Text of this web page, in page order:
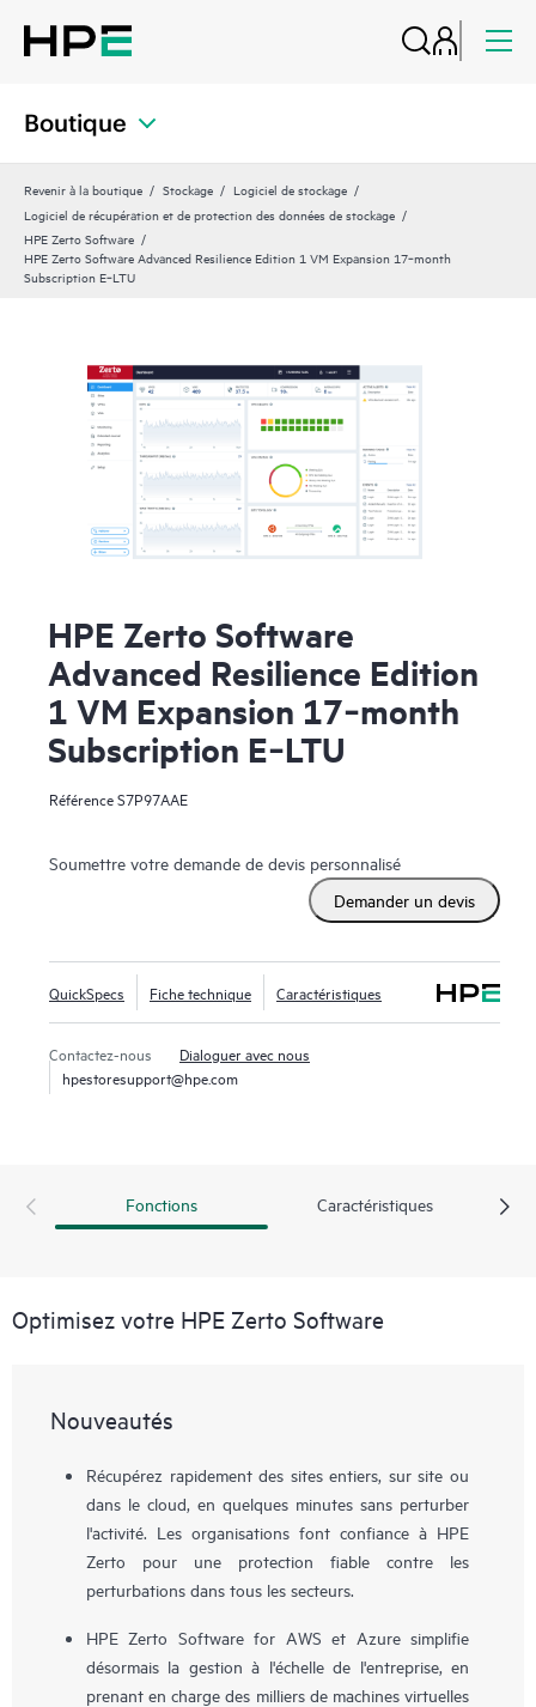
Boutique
Revenir à la boutique Stockage
Logiciel de stockage
Logiciel de récupération et de protection des données de stockage
HPE Zerto Software
HPE Zerto Software Advanced Resilience Edition 1 VM Expansion 17‑month
Subscription E‑LTU
HPE Zerto Software
Advanced Resilience Edition
1 VM Expansion 17‑month
Subscription E‑LTU
RéférenceS7P97AAE
Soumettre votre demande de devis personnalisé
Demander un devis
QuickSpecs Fiche technique Caractéristiques
Contactez-nous
Dialoguer avec nous
hpestoresupport@hpe.com
Fonctions Caractéristiques
Optimisez votre HPE Zerto Software
Nouveautés
Récupérez rapidement des sites entiers, sur site ou
dans le cloud, en quelques minutes sans perturber
l'activité. Les organisations font confiance à HPE
Zerto pour une protection fiable contre les
perturbations dans tous les secteurs.
HPE Zerto Software for AWS et Azure simplifie
désormais la gestion à l'échelle de l'entreprise, en
prenant en charge des milliers de machines virtuelles